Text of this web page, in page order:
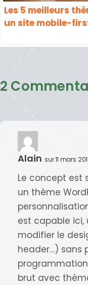
Les 5 meilleurs
un site mobile-
2
Alain sur 11 mars
Le concept est
un thème
est capable ici,
modifier le
header…) sans
brut avec